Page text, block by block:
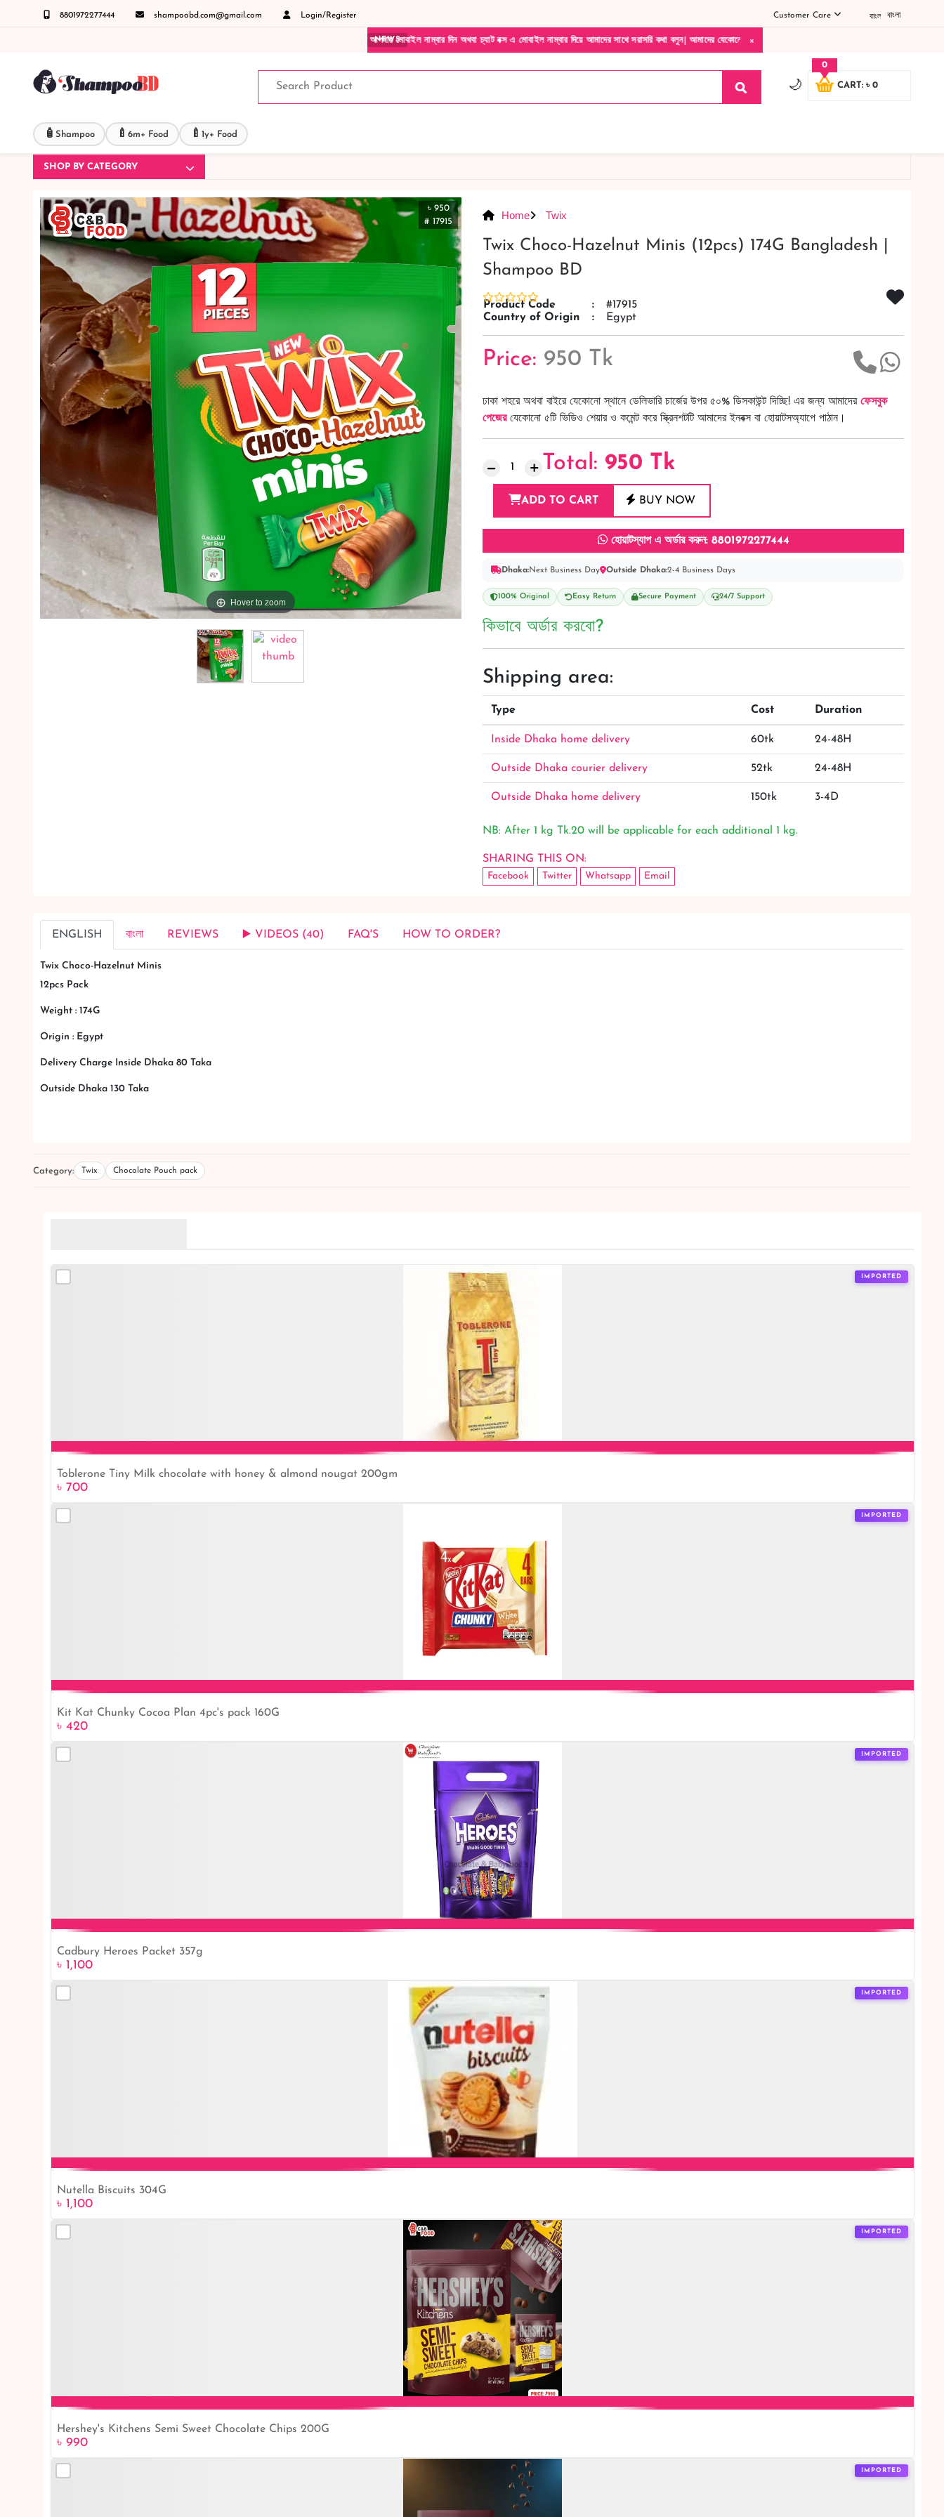
8801972277444 shampoobd.com@gmail.com Login/Register বাংলা
Customer Care
×
NEWS
কল করুনঃ ( IMO + Whatsapp ) +8801972277444 সহজে অর্ডার করতে প্রোডাক্ট পেজে আপনার মোবাইল নাম্বার দিন অথবা চ্যাট বক্স এ মোবাইল নাম্বার দিয়ে আমাদের সাথে সরাসরি কথা বলুন| আমাদের যেকোনো পণ্য হাতে নিয়ে দেখে টাকা দিবেন ডেলিভারি ম্যান চলে যাওয়ার পরে কোনরকম
🌙 CART: ৳ 0
0
🧴 Shampoo 🍼 6m+ Food 🍼 1y+ Food
SHOP BY CATEGORY
৳ 950
# 17915
Hover to zoom
Home Twix
Twix Choco-Hazelnut Minis (12pcs) 174G Bangladesh |
Shampoo BD
Product Code :
#17915
Country of Origin
: Egypt
Price: 950 Tk
ঢাকা শহরে অথবা বাইরে যেকোনো স্থানে ডেলিভারি চার্জের উপর ৫০% ডিসকাউন্ট দিচ্ছি! এর জন্য আমাদের ফেসবুক
পেজেরযেকোনো ৫টি ভিডিও শেয়ার ও কমেন্ট করে স্ক্রিনশটটি আমাদের ইনবক্স বা হোয়াটসঅ্যাপে পাঠান।
Total: 950 Tk
ADD TO CART BUY NOW
হোয়াটস্যাপ এ অর্ডার করুন: 8801972277444
Dhaka:Next Business Day Outside Dhaka:2-4 Business Days
100% Original Easy Return Secure Payment 24/7 Support
কিভাবে অর্ডার করবো?
Shipping area:
Type Cost Duration
Inside Dhaka home delivery 60tk 24-48H
Outside Dhaka courier delivery 52tk 24-48H
Outside Dhaka home delivery 150tk 3-4D
NB: After 1 kg Tk.20 will be applicable for each additional 1 kg.
SHARING THIS ON:
Facebook Twitter Whatsapp Email
ENGLISH বাংলা REVIEWS ▶️ VIDEOS (40) FAQ'S HOW TO ORDER?
Twix Choco-Hazelnut Minis
12pcs Pack
Weight : 174G
Origin : Egypt
Delivery Charge Inside Dhaka 80 Taka
Outside Dhaka 130 Taka
Category: Twix Chocolate Pouch pack
IMPORTED
Toblerone Tiny Milk chocolate with honey & almond nougat 200gm
৳ 700
IMPORTED
Kit Kat Chunky Cocoa Plan 4pc's pack 160G
৳ 420
IMPORTED
Cadbury Heroes Packet 357g
৳ 1,100
IMPORTED
Nutella Biscuits 304G
৳ 1,100
IMPORTED
Hershey's Kitchens Semi Sweet Chocolate Chips 200G
৳ 990
IMPORTED